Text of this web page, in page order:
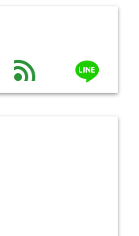
feed line